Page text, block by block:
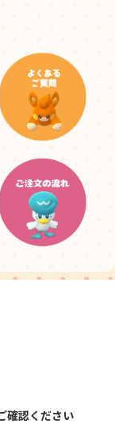
確認ください